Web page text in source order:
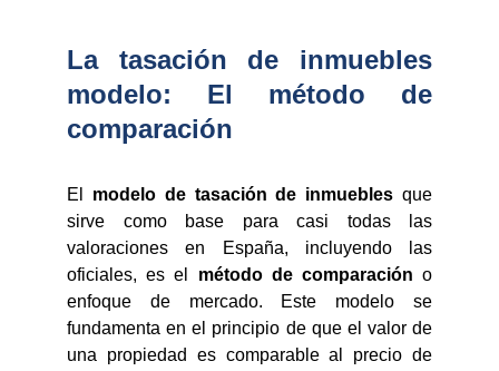
La tasación de inmuebles
modelo: El método de
comparación
El modelo de tasación de inmuebles que
sirve como base para casi todas las
valoraciones en España, incluyendo las
oficiales, es el método de comparación o
enfoque de mercado. Este modelo se
fundamenta en el principio de que el valor de
una propiedad es comparable al precio de